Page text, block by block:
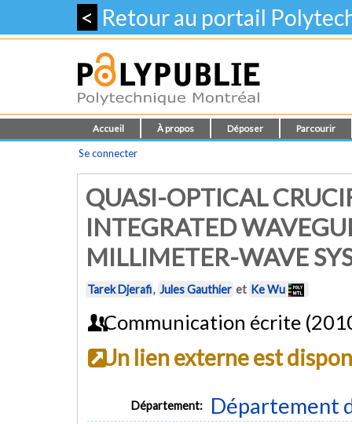
< Retour au portail
Accueil À propos Déposer Parcourir
Se connecter
QUASI-OPTICAL
INTEGRATED
MILLIMETER-WAVE
Tarek Djerafi, Jules Gauthier et Ke Wu
Communication écrite
Un lien externe est
Département: Département